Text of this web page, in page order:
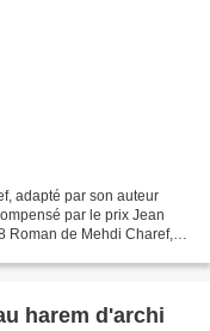
adapté par son auteur
par le prix Jean
Roman de Mehdi Charef,
harem d'archi